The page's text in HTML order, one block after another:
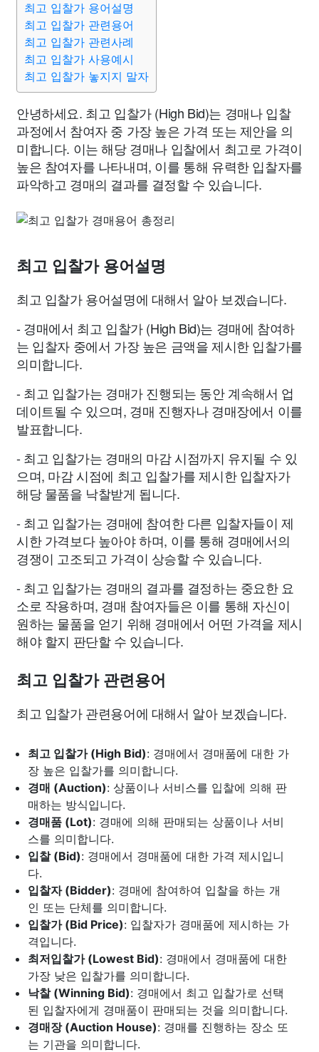
최고 입찰가 용어설명
최고 입찰가 관련용어
최고 입찰가 관련사례
최고 입찰가 사용예시
최고 입찰가 놓지지 말자
안녕하세요. 최고 입찰가 (High Bid)는 경매나 입찰
과정에서 참여자 중 가장 높은 가격 또는 제안을 의
미합니다. 이는 해당 경매나 입찰에서 최고로 가격이
높은 참여자를 나타내며, 이를 통해 유력한 입찰자를
파악하고 경매의 결과를 결정할 수 있습니다.
최고 입찰가 용어설명
최고 입찰가 용어설명에 대해서 알아 보겠습니다.
- 경매에서 최고 입찰가 (High Bid)는 경매에 참여하
는 입찰자 중에서 가장 높은 금액을 제시한 입찰가를
의미합니다.
- 최고 입찰가는 경매가 진행되는 동안 계속해서 업
데이트될 수 있으며, 경매 진행자나 경매장에서 이를
발표합니다.
- 최고 입찰가는 경매의 마감 시점까지 유지될 수 있
으며, 마감 시점에 최고 입찰가를 제시한 입찰자가
해당 물품을 낙찰받게 됩니다.
- 최고 입찰가는 경매에 참여한 다른 입찰자들이 제
시한 가격보다 높아야 하며, 이를 통해 경매에서의
경쟁이 고조되고 가격이 상승할 수 있습니다.
- 최고 입찰가는 경매의 결과를 결정하는 중요한 요
소로 작용하며, 경매 참여자들은 이를 통해 자신이
원하는 물품을 얻기 위해 경매에서 어떤 가격을 제시
해야 할지 판단할 수 있습니다.
최고 입찰가 관련용어
최고 입찰가 관련용어에 대해서 알아 보겠습니다.
최고 입찰가 (High Bid): 경매에서 경매품에 대한 가
장 높은 입찰가를 의미합니다.
경매 (Auction): 상품이나 서비스를 입찰에 의해 판
매하는 방식입니다.
경매품 (Lot): 경매에 의해 판매되는 상품이나 서비
스를 의미합니다.
입찰 (Bid): 경매에서 경매품에 대한 가격 제시입니
다.
입찰자 (Bidder): 경매에 참여하여 입찰을 하는 개
인 또는 단체를 의미합니다.
입찰가 (Bid Price): 입찰자가 경매품에 제시하는 가
격입니다.
최저입찰가 (Lowest Bid): 경매에서 경매품에 대한
가장 낮은 입찰가를 의미합니다.
낙찰 (Winning Bid): 경매에서 최고 입찰가로 선택
된 입찰자에게 경매품이 판매되는 것을 의미합니다.
경매장 (Auction House): 경매를 진행하는 장소 또
는 기관을 의미합니다.